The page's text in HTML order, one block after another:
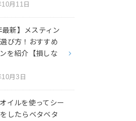
月11日
最新】メスティン
び方！おすすめ
を紹介【損しな
月3日
イルを使ってシー
したらベタベタ